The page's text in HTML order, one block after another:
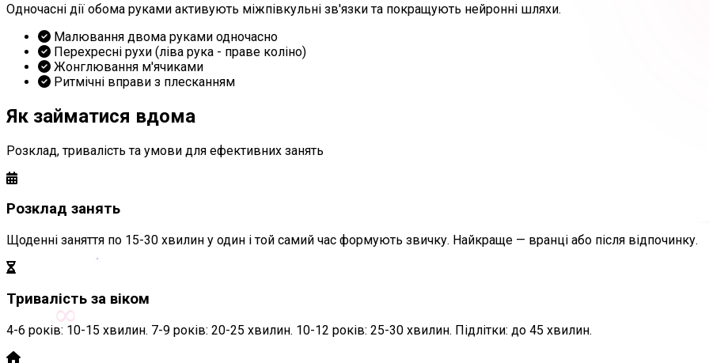
∞
Одночасні дії обома руками активують міжпівкульні зв'язки та покращують нейронні шляхи.
Малювання двома руками одночасно
Перехресні рухи (ліва рука - праве коліно)
Жонглювання м'ячиками
Ритмічні вправи з плесканням
Як займатися вдома
Розклад, тривалість та умови для ефективних занять
Розклад занять
Щоденні заняття по 15-30 хвилин у один і той самий час формують звичку. Найкраще — вранці або після відпочинку.
Тривалість за віком
4-6 років: 10-15 хвилин. 7-9 років: 20-25 хвилин. 10-12 років: 25-30 хвилин. Підлітки: до 45 хвилин.